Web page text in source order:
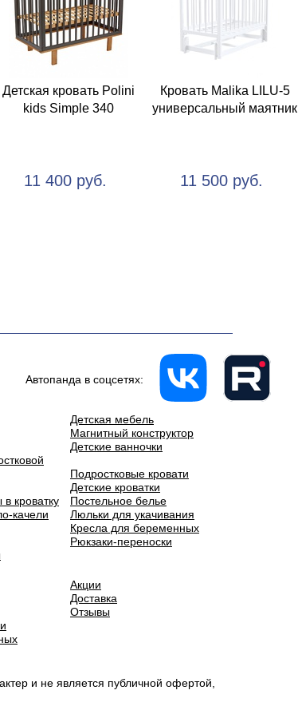
Детская кровать Polini
kids Simple 340
11 400 руб.
Кровать Malika LILU-5
универсальный маятник
11 500 руб.
Автопанда в соцсетях:
Детская мебель
Магнитный конструктор
Детские ванночки
Подростковые кровати
Детские кроватки
кроватку
Постельное белье
качели
Люльки для укачивания
Кресла для беременных
Рюкзаки-переноски
Акции
Доставка
Отзывы
и не является публичной офертой,